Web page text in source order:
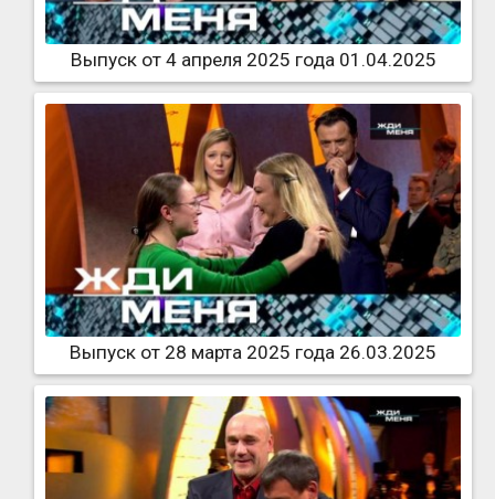
Выпуск от 4 апреля 2025 года 01.04.2025
Выпуск от 28 марта 2025 года 26.03.2025